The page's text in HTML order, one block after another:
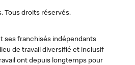
Tous droits réservés.
ses franchisés indépendants
de travail diversifié et inclusif
ont depuis longtemps pour